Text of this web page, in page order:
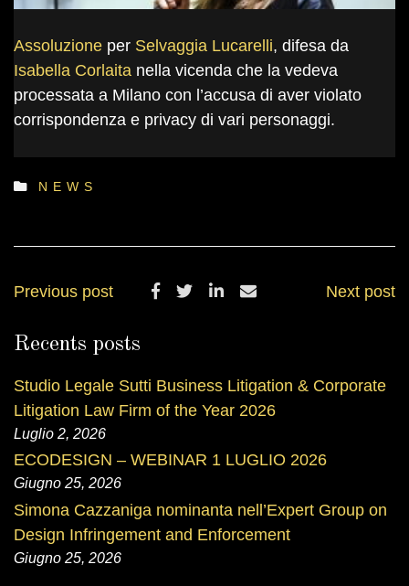
Assoluzione per Selvaggia Lucarelli, difesa da
Isabella Corlaita nella vicenda che la vedeva
processata a Milano con l’accusa di aver violato
corrispondenza e privacy di vari personaggi.
NEWS
Previous post Next post
Recents posts
Studio Legale Sutti Business Litigation & Corporate
Litigation Law Firm of the Year 2026
Luglio 2, 2026
ECODESIGN – WEBINAR 1 LUGLIO 2026
Giugno 25, 2026
Simona Cazzaniga nominanta nell’Expert Group on
Design Infringement and Enforcement
Giugno 25, 2026